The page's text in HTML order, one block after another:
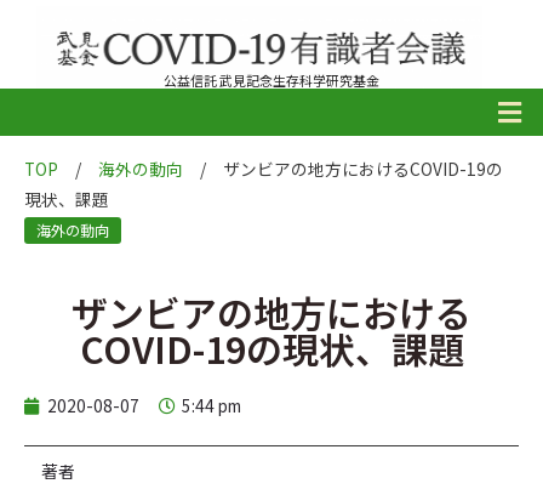
公益信託 武見記念生存科学研究基金
TOP / 海外の動向 / ザンビアの地方におけるCOVID-19の
現状、課題
海外の動向
ザンビアの地方における
COVID-19の現状、課題
2020-08-07 5:44 pm
著者